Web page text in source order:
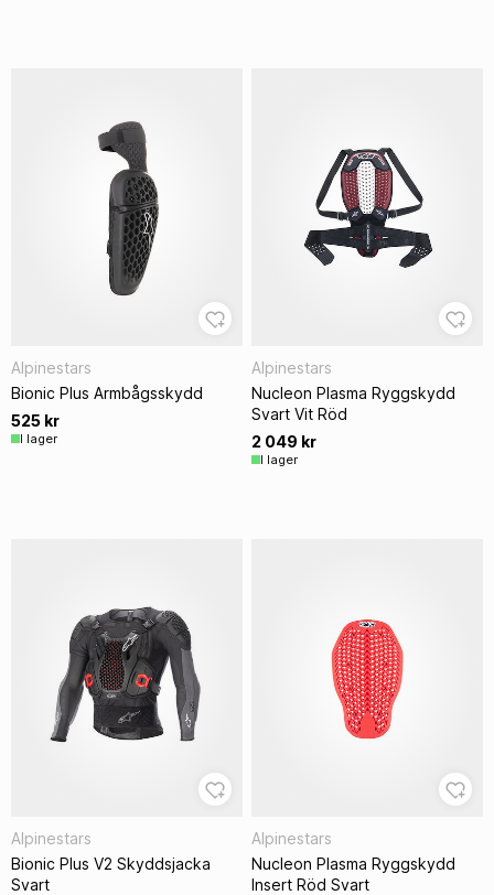
Alpinestars
Bionic Plus Armbågsskydd
525 kr
I lager
Alpinestars
Nucleon Plasma Ryggskydd
Svart Vit Röd
2 049 kr
I lager
Alpinestars
Bionic Plus V2 Skyddsjacka
Svart
Alpinestars
Nucleon Plasma Ryggskydd
Insert Röd Svart